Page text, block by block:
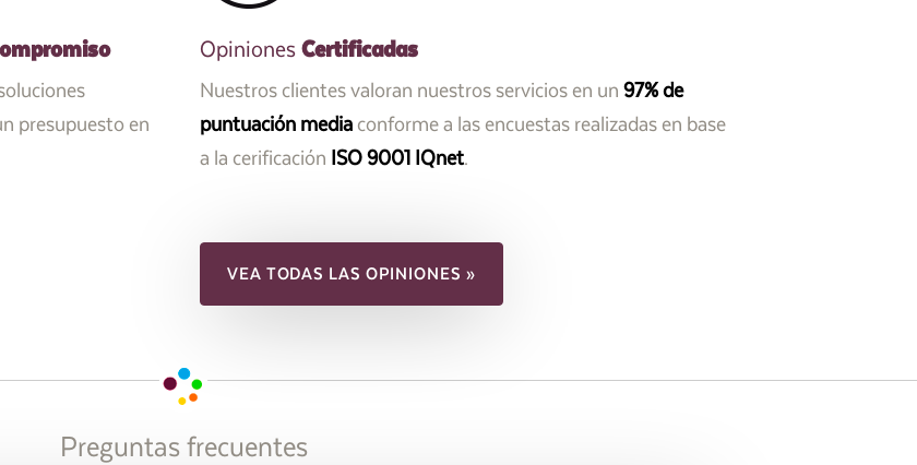
presupuesto en
Opiniones Certificadas
Nuestros clientes valoran nuestros servicios en un 97% de
puntuación mediaconforme a las encuestas realizadas en base
a la cerificación ISO 9001 IQnet.
VEA TODAS LAS OPINIONES »
Preguntas frecuentes